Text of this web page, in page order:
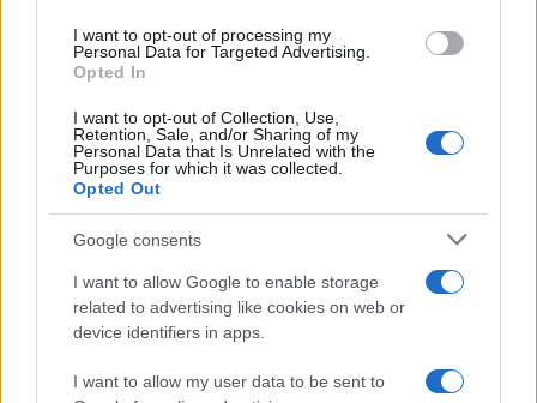
I want to opt-out of processing my
Personal Data for Targeted Advertising.
Opted In
I want to opt-out of Collection, Use,
Retention, Sale, and/or Sharing of my
Personal Data that Is Unrelated with the
Purposes for which it was collected.
Opted Out
Google consents
I want to allow Google to enable storage
related to advertising like cookies on web or
device identifiers in apps.
I want to allow my user data to be sent to
Scopri Noto: guida alla città barocca più elegante della